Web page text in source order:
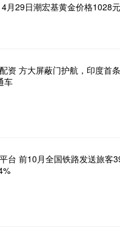
月29日潮宏基黄金价格1028
资 方大屏蔽门护航，印度首
车
台 前10月全国铁路发送旅客